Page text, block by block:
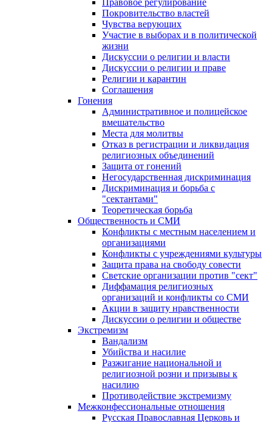
Правовое регулирование
Покровительство властей
Чувства верующих
Участие в выборах и в политической
жизни
Дискуссии о религии и власти
Дискуссии о религии и праве
Религии и карантин
Соглашения
Гонения
Административное и полицейское
вмешательство
Места для молитвы
Отказ в регистрации и ликвидация
религиозных объединений
Защита от гонений
Негосударственная дискриминация
Дискриминация и борьба с
"сектантами"
Теоретическая борьба
Общественность и СМИ
Конфликты с местным населением и
организациями
Конфликты с учреждениями культуры
Защита права на свободу совести
Светские организации против "сект"
Диффамация религиозных
организаций и конфликты со СМИ
Акции в защиту нравственности
Дискуссии о религии и обществе
Экстремизм
Вандализм
Убийства и насилие
Разжигание национальной и
религиозной розни и призывы к
насилию
Противодействие экстремизму
Межконфессиональные отношения
Русская Православная Церковь и